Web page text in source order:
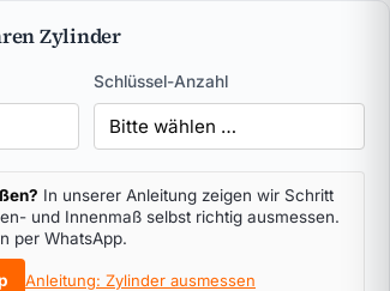
Zylinder
Schlüssel-Anzahl
In unserer Anleitung zeigen wir Schritt
und Innenmaß selbst richtig ausmessen.
per WhatsApp.
Anleitung: Zylinder ausmessen